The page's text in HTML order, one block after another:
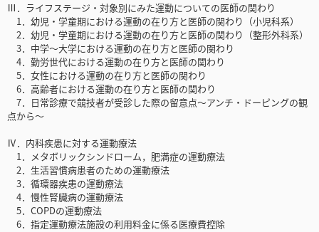
Ⅲ．ライフステージ・対象別にみた運動についての医師の関わり
1．幼児・学童期における運動の在り方と医師の関わり（小児科系）
2．幼児・学童期における運動の在り方と医師の関わり（整形外科系）
3．中学～大学における運動の在り方と医師の関わり
4．勤労世代における運動の在り方と医師の関わり
5．女性における運動の在り方と医師の関わり
6．高齢者における運動の在り方と医師の関わり
7．日常診療で競技者が受診した際の留意点～アンチ・ドーピングの観
点から～
Ⅳ．内科疾患に対する運動療法
1．メタボリックシンドローム，肥満症の運動療法
2．生活習慣病患者のための運動療法
3．循環器疾患の運動療法
4．慢性腎臓病の運動療法
5．COPDの運動療法
6．指定運動療法施設の利用料金に係る医療費控除